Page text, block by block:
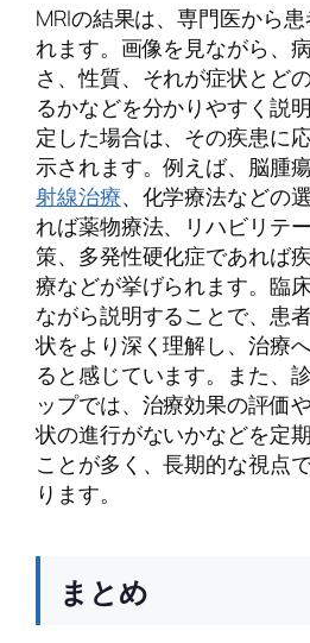
MRIの結果は、専門医から
れます。画像を見ながら、
さ、性質、それが症状とど
るかなどを分かりやすく説
定した場合は、その疾患に
示されます。例えば、脳腫
射線治療、化学療法などの
れば薬物療法、リハビリテ
策、多発性硬化症であれば
療などが挙げられます。臨
ながら説明することで、患
状をより深く理解し、治療
ると感じています。また、
ップでは、治療効果の評価
状の進行がないかなどを定
ことが多く、長期的な視点
ります。
まとめ